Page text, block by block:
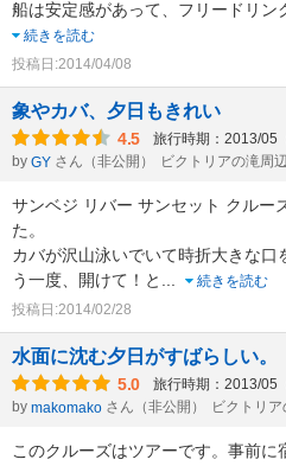
船は安定感があって、フリードリン
続きを読む
投稿日:2014/04/08
象やカバ、夕日もきれい
4.5 旅行時期：2013/05
by GY さん（非公開） ビクトリアの滝周
サンベジ リバー サンセット クルー
た。
カバが沢山泳いでいて時折大きな口
う一度、開けて！と
続きを読む
投稿日:2014/02/28
水面に沈む夕日がすばらしい。
5.0 旅行時期：2013/05
by makomako さん（非公開） ビクトリ
このクルーズはツアーです。事前に